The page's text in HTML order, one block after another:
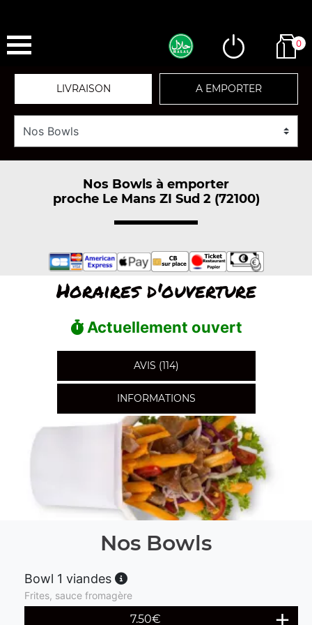
0
LIVRAISON A EMPORTER
Nos Bowls à emporter
proche Le Mans ZI Sud 2 (72100)
Horaires d'ouverture
Actuellement ouvert
AVIS (114)
INFORMATIONS
Nos Bowls
Bowl 1 viandes
Frites, sauce fromagère
7.50€